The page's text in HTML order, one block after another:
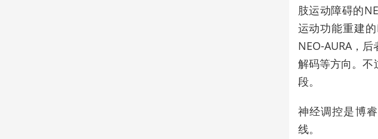
肢运动障碍的
运动功能重建
NEO-AURA，
解码等方向。不
段。
神经调控是博
线。